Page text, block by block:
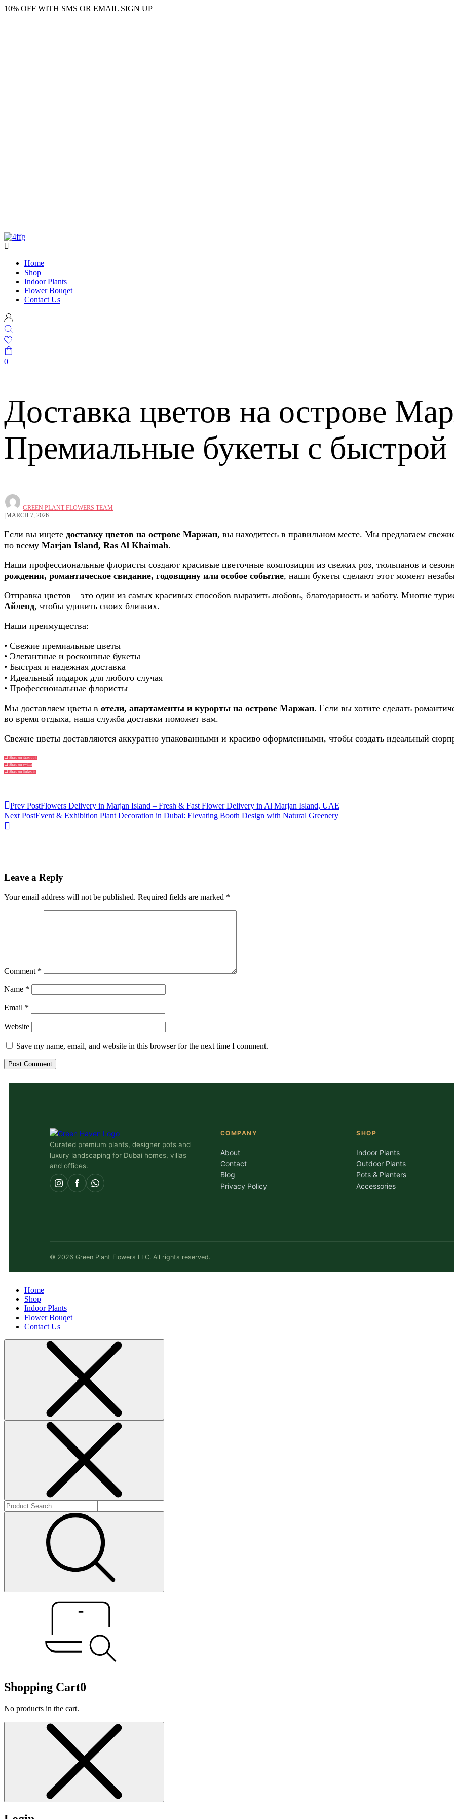
10% OFF WITH SMS OR EMAIL SIGN UP
Home
Shop
Indoor Plants
Flower Bouqet
Contact Us
0
Доставка цветов на острове
Премиальные букеты с быстрой
GREEN PLANT FLOWERS TEAM
MARCH 7, 2026
Если вы ищете доставку цветов на острове Маржан, вы находитесь в правильном месте. Мы предлагаем
по всему Marjan Island, Ras Al Khaimah.
Наши профессиональные флористы создают красивые цветочные композиции из свежих роз, тюльпанов и
рождения, романтическое свидание, годовщину или особое событие, наши букеты сделают этот момент
Отправка цветов – это один из самых красивых способов выразить любовь, благодарность и заботу. Многие
Айленд, чтобы удивить своих близких.
Наши преимущества:
• Свежие премиальные цветы
• Элегантные и роскошные букеты
• Быстрая и надежная доставка
• Идеальный подарок для любого случая
• Профессиональные флористы
Мы доставляем цветы в отели, апартаменты и курорты на острове Маржан. Если вы хотите сделать
во время отдыха, наша служба доставки поможет вам.
Свежие цветы доставляются аккуратно упакованными и красиво оформленными, чтобы создать идеальный
Share on facebook
Share on twitter
Share on linkedin
Prev PostFlowers Delivery in Marjan Island – Fresh & Fast Flower Delivery in Al Marjan Island, UAE
Next PostEvent & Exhibition Plant Decoration in Dubai: Elevating Booth Design with Natural Greenery
Leave a Reply
Your email address will not be published. Required fields are marked *
Comment *
Name *
Email *
Website
Save my name, email, and website in this browser for the next time I comment.
Curated premium plants, designer pots and
luxury landscaping for Dubai homes, villas
and offices.
COMPANY
About
Contact
Blog
Privacy Policy
SHOP
Indoor Plants
Outdoor Plants
Pots & Planters
Accessories
© 2026 Green Plant Flowers LLC. All rights reserved.
Home
Shop
Indoor Plants
Flower Bouqet
Contact Us
Shopping Cart0
No products in the cart.